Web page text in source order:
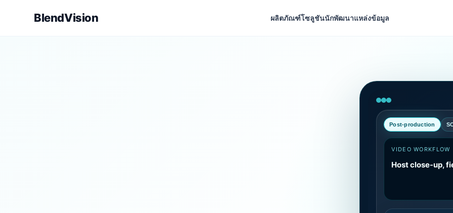
BlendVision ผลิตภัณฑ์โซลูชันนักพัฒนาแหล่งข้อมูล
Post-production
VIDEO WORKFLOW
Host close-up,